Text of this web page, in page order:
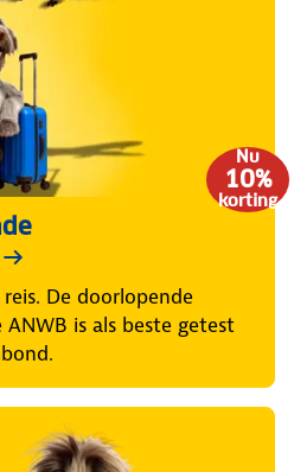
Nu
10%
korting
De doorlopende
is als beste getest